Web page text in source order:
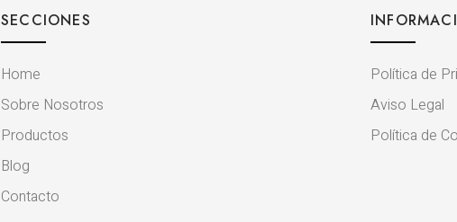
SECCIONES
Home
Sobre Nosotros
Productos
Blog
Contacto
Política de
Aviso Legal
Política de